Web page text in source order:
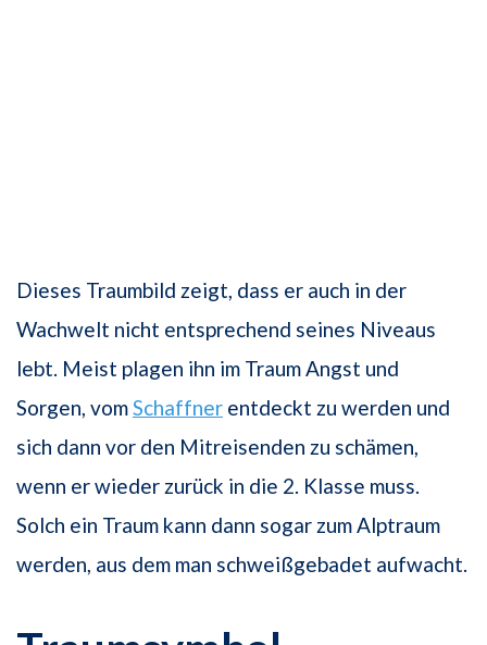
Dieses Traumbild zeigt, dass er auch in der
Wachwelt nicht entsprechend seines Niveaus
lebt. Meist plagen ihn im Traum Angst und
Sorgen, vomSchaffner entdeckt zu werden und
sich dann vor den Mitreisenden zu schämen,
wenn er wieder zurück in die 2. Klasse muss.
Solch ein Traum kann dann sogar zum Alptraum
werden, aus dem man schweißgebadet aufwacht.